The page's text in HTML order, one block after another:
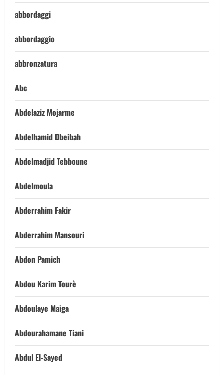
abbordaggi
abbordaggio
abbronzatura
Abc
Abdelaziz Mojarme
Abdelhamid Dbeibah
Abdelmadjid Tebboune
Abdelmoula
Abderrahim Fakir
Abderrahim Mansouri
Abdon Pamich
Abdou Karim Tourè
Abdoulaye Maiga
Abdourahamane Tiani
Abdul El-Sayed